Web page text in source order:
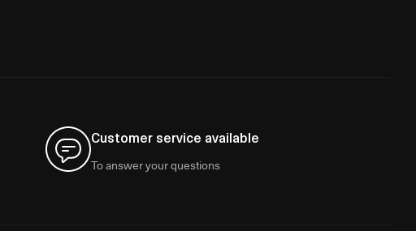
Customer service available
To answer your questions